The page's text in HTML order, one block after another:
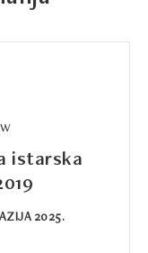
istarska
2025.